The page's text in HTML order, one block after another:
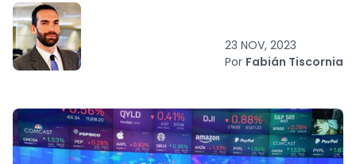
23 NOV, 2023
Por Fabián Tiscornia